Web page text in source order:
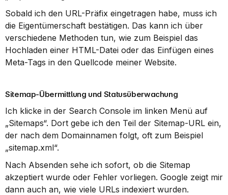
Sobald ich den URL-Präfix eingetragen habe, muss ich
die Eigentümerschaft bestätigen. Das kann ich über
verschiedene Methoden tun, wie zum Beispiel das
Hochladen einer HTML-Datei oder das Einfügen eines
Meta-Tags in den Quellcode meiner Website.
Sitemap-Übermittlung und Statusüberwachung
Ich klicke in der Search Console im linken Menü auf
„Sitemaps“. Dort gebe ich den Teil der Sitemap-URL ein,
der nach dem Domainnamen folgt, oft zum Beispiel
„sitemap.xml“.
Nach Absenden sehe ich sofort, ob die Sitemap
akzeptiert wurde oder Fehler vorliegen. Google zeigt mir
dann auch an, wie viele URLs indexiert wurden.